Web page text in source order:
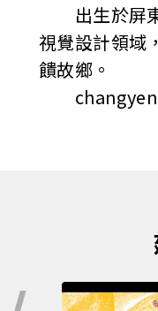
出生於屏東
視覺設計領域
饋故鄉。